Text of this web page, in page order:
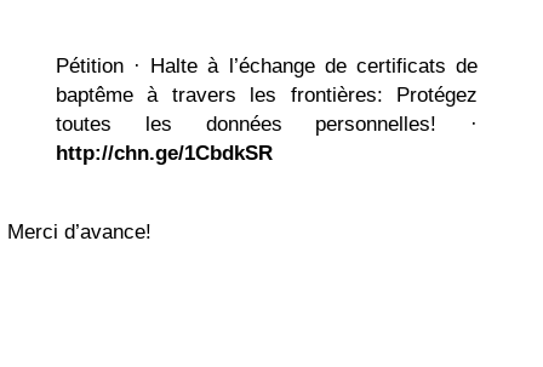
Pétition · Halte à l’échange de certificats de
baptême à travers les frontières: Protégez
toutes les données personnelles! ·
http://chn.ge/1CbdkSR
Merci d’avance!